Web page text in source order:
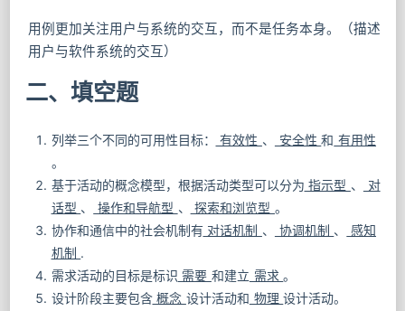
用例更加关注用户与系统的交互，⽽不是任务本身。（描述
用户与软件系统的交互）
二、填空题
列举三个不同的可用性目标： 有效性 、 安全性和 有用性
。
基于活动的概念模型，根据活动类型可以分为 指示型 、
对
话型 、 操作和导航型 、 探索和浏览型。
协作和通信中的社会机制有对话机制 、 协调机制 、
感知
机制 .
需求活动的目标是标识 需要 和建立 需求。
设计阶段主要包含概念 设计活动和 物理设计活动。